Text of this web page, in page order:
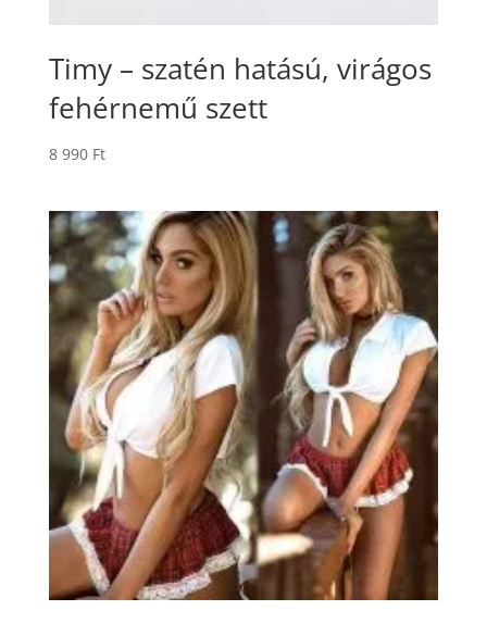
Timy – szatén hatású, virágos
fehérnemű szett
8 990 Ft